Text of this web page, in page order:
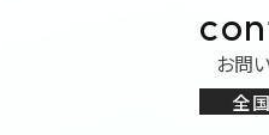
お問
全